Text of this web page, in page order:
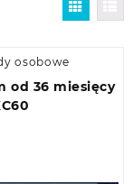
osobowe
od 36 miesięcy